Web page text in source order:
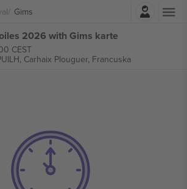
Gims
2026 with Gims karte
CEST
Carhaix Plouguer, Francuska